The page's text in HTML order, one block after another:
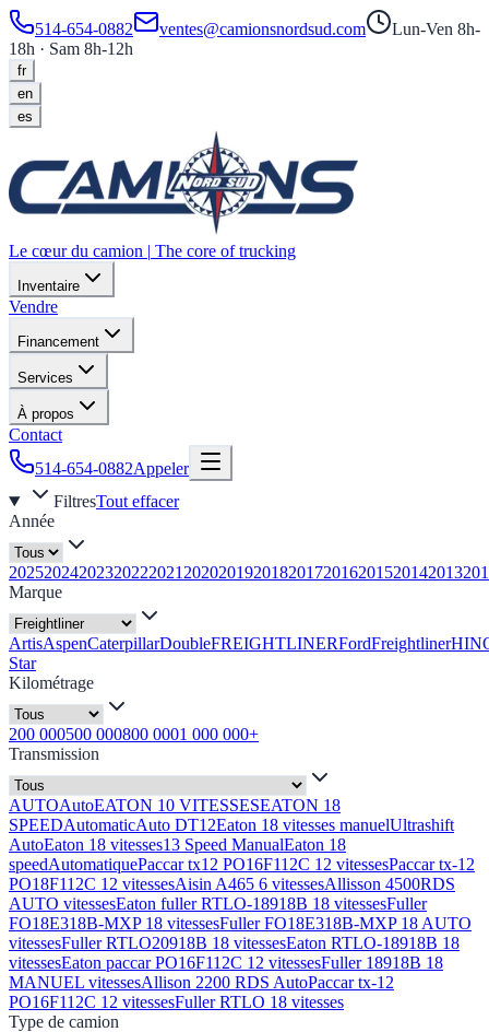
514-654-0882 ventes@camionsnordsud.com
Lun-Ven 8h-
18h · Sam 8h-12h
fr
en
es
Le cœur du camion | The core of trucking
Inventaire
Vendre
Financement
Services
À propos
Contact
514-654-0882Appeler
FiltresTout effacer
Année
20252024202320222021 20202019201820172016201520142013
Marque
ArtisAspenCaterpillarDoubleFREIGHTLINERFordFreightliner
Star
Kilométrage
200 000500 000800 0001 000 000+
Transmission
AUTOAutoEATON 10 VITESSESEATON 18
SPEEDAutomaticAuto DT12Eaton 18 vitesses manuelUltrashift
AutoEaton 18 vitesses13 Speed ManualEaton 18
speedAutomatiquePaccar tx12 PO16F112C 12 vitessesPaccar tx-12
PO18F112C 12 vitessesAisin A465 6 vitessesAllisson 4500RDS
AUTO vitessesEaton fuller RTLO-18918B 18 vitessesFuller
FO18E318B-MXP 18 vitessesFuller FO18E318B-MXP 18 AUTO
vitessesFuller RTLO20918B 18 vitessesEaton RTLO-18918B 18
vitessesEaton paccar PO16F112C 12 vitessesFuller 18918B 18
MANUEL vitessesAllison 2200 RDS AutoPaccar tx-12
PO16F112C 12 vitessesFuller RTLO 18 vitesses
Type de camion